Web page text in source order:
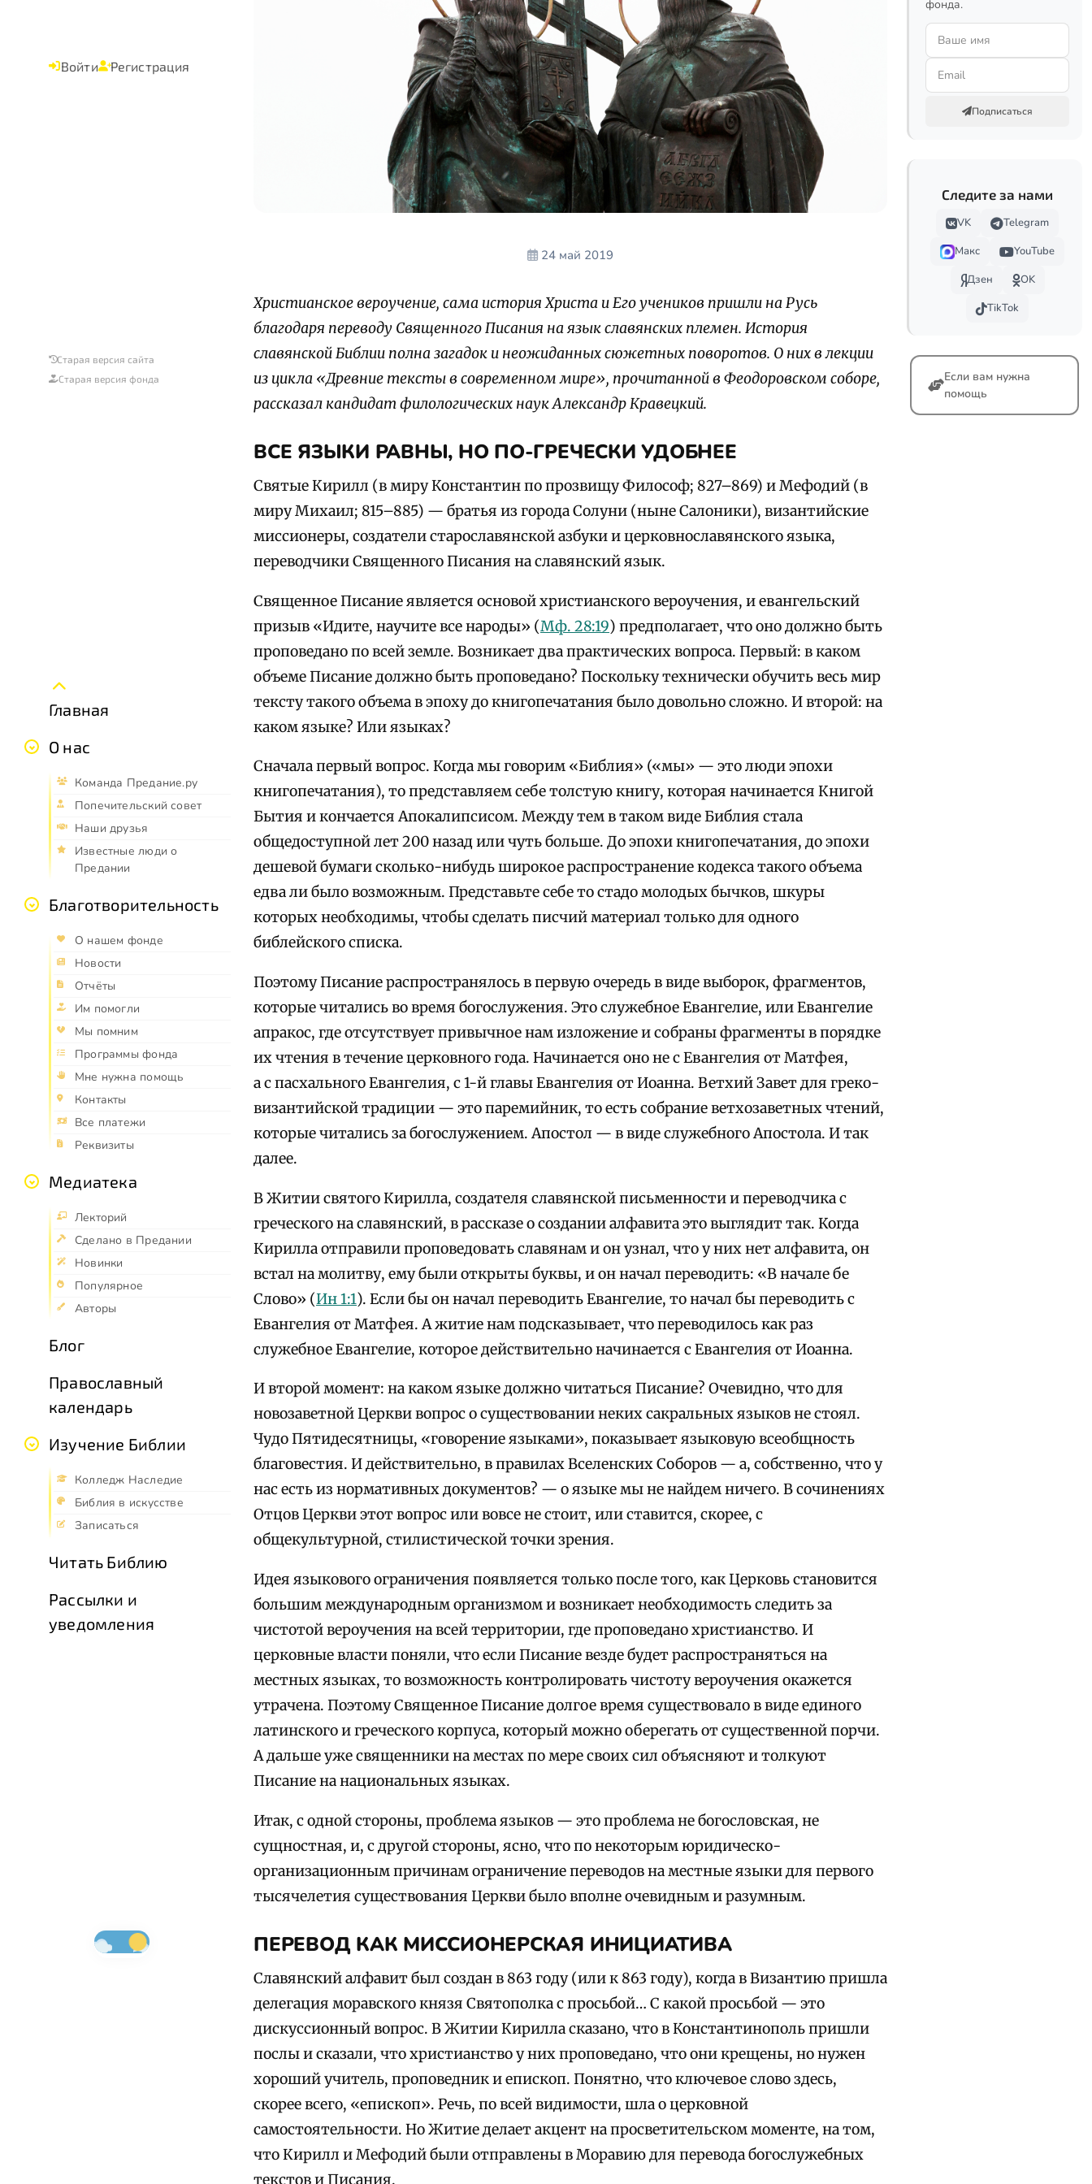
Войти Регистрация
Старая версия сайта
Старая версия фонда
Главная
О нас
Команда Предание.ру
Попечительский совет
Наши друзья
Известные люди о
Предании
Благотворительность
О нашем фонде
Новости
Отчёты
Им помогли
Мы помним
Программы фонда
Мне нужна помощь
Контакты
Все платежи
Реквизиты
Медиатека
Лекторий
Сделано в Предании
Новинки
Популярное
Авторы
Блог
Православный
календарь
Изучение Библии
Колледж Наследие
Библия в искусстве
Записаться
Читать Библию
Рассылки и
уведомления
24 май 2019
Христианское вероучение, сама история Христа и Его учеников пришли на Русь
благодаря переводу Священного Писания на язык славянских племен. История
славянской Библии полна загадок и неожиданных сюжетных поворотов. О них в лекции
из цикла «Древние тексты в современном мире», прочитанной в Феодоровском соборе,
рассказал кандидат филологических наук Александр Кравецкий.
ВСЕ ЯЗЫКИ РАВНЫ, НО ПО-ГРЕЧЕСКИ УДОБНЕЕ
Святые Кирилл (в миру Константин по прозвищу Философ; 827–869) и Мефодий (в
миру Михаил; 815–885) — братья из города Солуни (ныне Салоники), византийские
миссионеры, создатели старославянской азбуки и церковнославянского языка,
переводчики Священного Писания на славянский язык.
Священное Писание является основой христианского вероучения, и евангельский
призыв «Идите, научите все народы» (Мф. 28:19) предполагает, что оно должно быть
проповедано по всей земле. Возникает два практических вопроса. Первый: в каком
объеме Писание должно быть проповедано? Поскольку технически обучить весь мир
тексту такого объема в эпоху до книгопечатания было довольно сложно. И второй: на
каком языке? Или языках?
Сначала первый вопрос. Когда мы говорим «Библия» («мы» — это люди эпохи
книгопечатания), то представляем себе толстую книгу, которая начинается Книгой
Бытия и кончается Апокалипсисом. Между тем в таком виде Библия стала
общедоступной лет 200 назад или чуть больше. До эпохи книгопечатания, до эпохи
дешевой бумаги сколько-нибудь широкое распространение кодекса такого объема
едва ли было возможным. Представьте себе то стадо молодых бычков, шкуры
которых необходимы, чтобы сделать писчий материал только для одного
библейского списка.
Поэтому Писание распространялось в первую очередь в виде выборок, фрагментов,
которые читались во время богослужения. Это служебное Евангелие, или Евангелие
апракос, где отсутствует привычное нам изложение и собраны фрагменты в порядке
их чтения в течение церковного года. Начинается оно не с Евангелия от Матфея,
а с пасхального Евангелия, с 1-й главы Евангелия от Иоанна. Ветхий Завет для греко-
византийской традиции — это паремийник, то есть собрание ветхозаветных чтений,
которые читались за богослужением. Апостол — в виде служебного Апостола. И так
далее.
В Житии святого Кирилла, создателя славянской письменности и переводчика с
греческого на славянский, в рассказе о создании алфавита это выглядит так. Когда
Кирилла отправили проповедовать славянам и он узнал, что у них нет алфавита, он
встал на молитву, ему были открыты буквы, и он начал переводить: «В начале бе
Слово» (Ин 1:1). Если бы он начал переводить Евангелие, то начал бы переводить с
Евангелия от Матфея. А житие нам подсказывает, что переводилось как раз
служебное Евангелие, которое действительно начинается с Евангелия от Иоанна.
И второй момент: на каком языке должно читаться Писание? Очевидно, что для
новозаветной Церкви вопрос о существовании неких сакральных языков не стоял.
Чудо Пятидесятницы, «говорение языками», показывает языковую всеобщность
благовестия. И действительно, в правилах Вселенских Соборов — ­а, собственно, что у
нас есть из нормативных документов? — о языке мы не найдем ничего. В сочинениях
Отцов Церкви этот вопрос или вовсе не стоит, или ставится, скорее, с
общекультурной, стилистической точки зрения.
Идея языкового ограничения появляется только после того, как Церковь становится
большим международным организмом и возникает необходимость следить за
чистотой вероучения на всей территории, где проповедано христианство. И
церковные власти поняли, что если Писание везде будет распространяться на
местных языках, то возможность контролировать чистоту вероучения окажется
утрачена. Поэтому Священное Писание долгое время существовало в виде единого
латинского и греческого корпуса, который можно оберегать от существенной порчи.
А дальше уже священники на местах по мере своих сил объясняют и толкуют
Писание на национальных языках.
Итак, с одной стороны, проблема языков — это проблема не богословская, не
сущностная, и, с другой стороны, ясно, что по некоторым юридическо-
организационным причинам ограничение переводов на местные языки для первого
тысячелетия существования Церкви было вполне очевидным и разумным.
ПЕРЕВОД КАК МИССИОНЕРСКАЯ ИНИЦИАТИВА
Славянский алфавит был создан в 863 году (или к 863 году), когда в Византию пришла
делегация моравского князя Святополка с просьбой… С какой просьбой — это
дискуссионный вопрос. В Житии Кирилла сказано, что в Константинополь пришли
послы и сказали, что христианство у них проповедано, что они крещены, но нужен
хороший учитель, проповедник и епископ. Понятно, что ключевое слово здесь,
скорее всего, «епископ». Речь, по всей видимости, шла о церковной
самостоятельности. Но Житие делает акцент на просветительском моменте, на том,
что Кирилл и Мефодий были отправлены в Моравию для перевода богослужебных
текстов и Писания.
фонда.
Подписаться
Следите за нами
VK
Telegram
Макс
YouTube
Дзен
OK
TikTok
Если вам нужна
помощь